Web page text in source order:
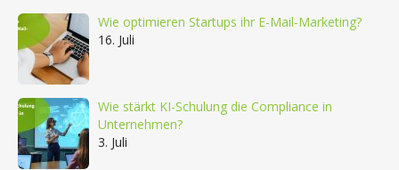
Wie optimieren Startups ihr E-Mail-Marketing?
16. Juli
Wie stärkt KI-Schulung die Compliance in
Unternehmen?
3. Juli